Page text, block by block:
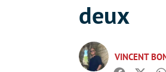
deux
VINCENT